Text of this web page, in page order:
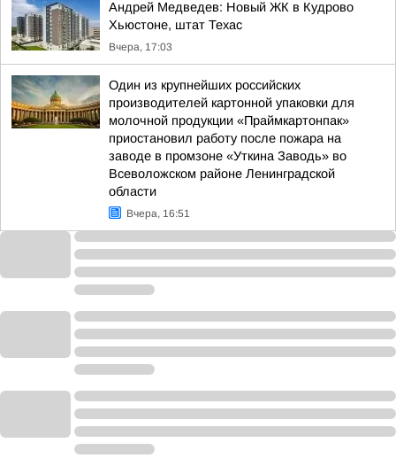
Андрей Медведев: Новый ЖК в Кудрово
Хьюстоне, штат Техас
Вчера, 17:03
Один из крупнейших российских
производителей картонной упаковки для
молочной продукции «Праймкартонпак»
приостановил работу после пожара на
заводе в промзоне «Уткина Заводь» во
Всеволожском районе Ленинградской
области
Вчера, 16:51